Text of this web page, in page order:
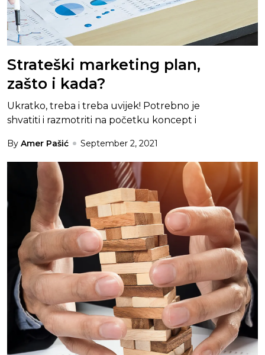
Strateški marketing plan,
zašto i kada?
Ukratko, treba i treba uvijek! Potrebno je
shvatiti i razmotriti na početku koncept i
By Amer Pašić September 2, 2021